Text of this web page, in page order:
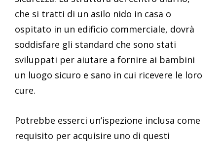
che si tratti di un asilo nido in casa o
ospitato in un edificio commerciale, dovrà
soddisfare gli standard che sono stati
sviluppati per aiutare a fornire ai bambini
un luogo sicuro e sano in cui ricevere le loro
cure.
Potrebbe esserci un’ispezione inclusa come
requisito per acquisire uno di questi